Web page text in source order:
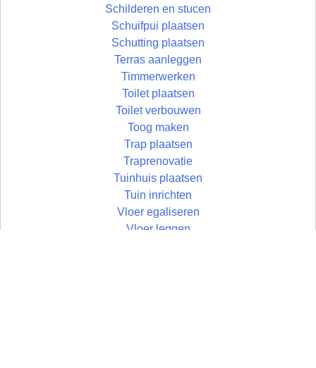
Schilderen en stucen
Schuifpui plaatsen
Schutting plaatsen
Terras aanleggen
Timmerwerken
Toilet plaatsen
Toilet verbouwen
Toog maken
Trap plaatsen
Traprenovatie
Tuinhuis plaatsen
Tuin inrichten
Vloer egaliseren
Vloer leggen